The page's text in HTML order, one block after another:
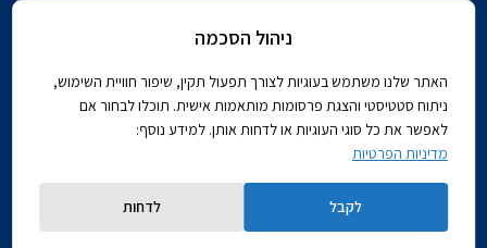
ספר טלפונים פקולטי
ניהול הסכמה
האתר שלנו משתמש בעוגיות לצורך תפעול תקין, שיפור חוויית השימוש,
ניתוח סטטיסטי והצגת פרסומות מותאמות אישית. תוכלו לבחור אם
לאפשר את כל סוגי העוגיות או לדחות אותן. למידע נוסף:
מדיניות הפרטיות
לקבל לדחות